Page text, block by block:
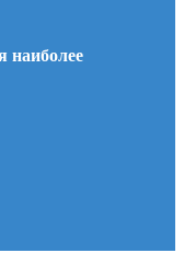
наиболее